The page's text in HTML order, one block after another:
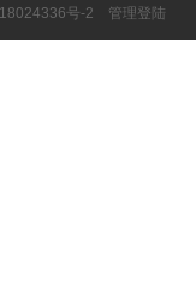
号-2 管理登陆